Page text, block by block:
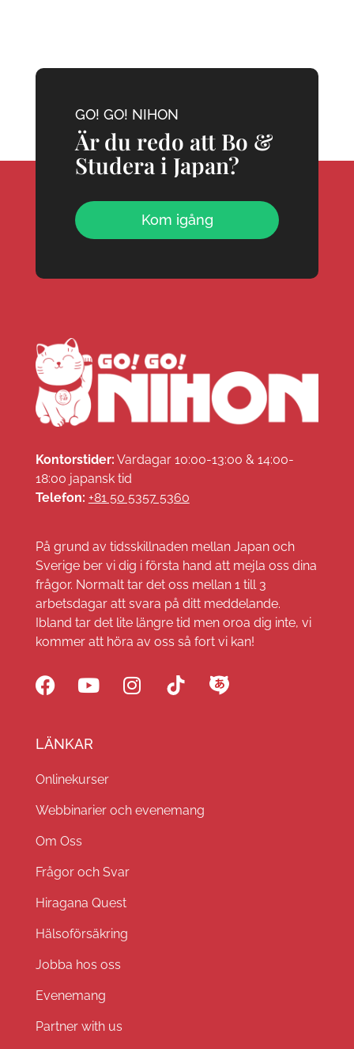
GO! GO! NIHON
Är du redo att Bo &
Studera i Japan?
Kom igång
Kontorstider: Vardagar 10:00-13:00 & 14:00-
18:00 japansk tid
Telefon: +81 50 5357 5360
På grund av tidsskillnaden mellan Japan och
Sverige ber vi dig i första hand att mejla oss dina
frågor. Normalt tar det oss mellan 1 till 3
arbetsdagar att svara på ditt meddelande.
Ibland tar det lite längre tid men oroa dig inte, vi
kommer att höra av oss så fort vi kan!
LÄNKAR
Onlinekurser
Webbinarier och evenemang
Om Oss
Frågor och Svar
Hiragana Quest
Hälsoförsäkring
Jobba hos oss
Evenemang
Partner with us